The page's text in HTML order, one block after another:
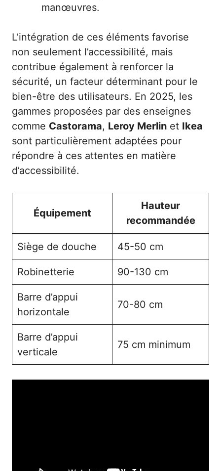
manœuvres.
L’intégration de ces éléments favorise
non seulement l’accessibilité, mais
contribue également à renforcer la
sécurité, un facteur déterminant pour le
bien-être des utilisateurs. En 2025, les
gammes proposées par des enseignes
comme Castorama, Leroy Merlin et Ikea
sont particulièrement adaptées pour
répondre à ces attentes en matière
d’accessibilité.
Équipement
Hauteur
recommandée
Siège de douche 45-50 cm
Robinetterie 90-130 cm
Barre d’appui
horizontale
70-80 cm
Barre d’appui
verticale
75 cm minimum